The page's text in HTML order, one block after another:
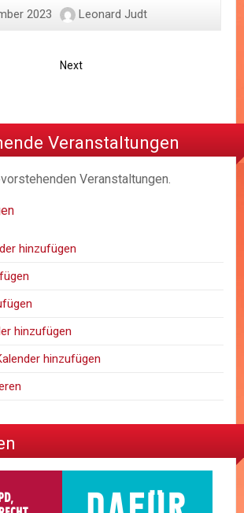
2023 Leonard Judt
Next
Veranstaltungen
Veranstaltungen.
hinzufügen
hinzufügen
hinzufügen